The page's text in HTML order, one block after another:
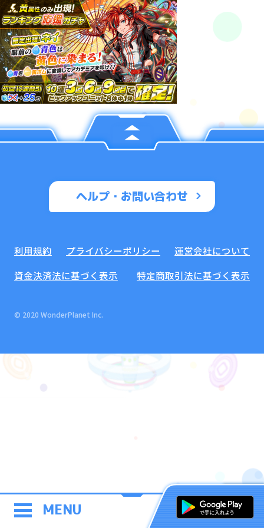
MENU
ヘルプ・お問い合わせ
利用規約 プライバシーポリシー
運営会社について
資金決済法に基づく表示
特定商取引法に基づく表示
© 2020 WonderPlanet Inc.